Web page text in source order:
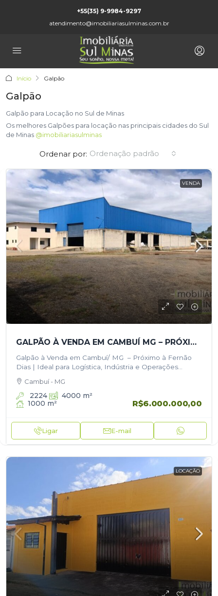
+55(35) 9-9984-9297
atendimento@imobiliariasulminas.com.br
Início Galpão
Galpão
Galpão para Locação no Sul de Minas
Os melhores Galpões para locação nas principais cidades do Sul
de Minas @imobiliariasulminas
Ordenar por: Ordenação padrão
VENDA
GALPÃO À VENDA EM CAMBUÍ MG – PRÓXIMO À FERNÃO DIAS | IDEAL PARA LOGÍSTICA, INDÚSTRIA E OPERAÇÕES SUSTENTÁVEIS
Galpão à Venda em Cambuí/ MG – Próximo à Fernão
Dias | Ideal para Logística, Indústria e Operações
à Fernão…
Cambuí - MG
2224 4000 m²
1000 m² R$6.000.000,00
Ligar E-mail
LOCAÇÃO